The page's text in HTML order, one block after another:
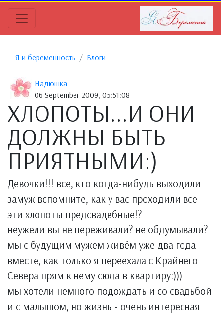
Я и беременность Блоги
Надюшка
06 September 2009, 05:51:08
ХЛОПОТЫ...И ОНИ
ДОЛЖНЫ БЫТЬ
ПРИЯТНЫМИ:)
Девочки!!! все, кто когда-нибудь выходили
замуж вспомните, как у вас проходили все
эти хлопоты предсвадебные!?
неужели вы не переживали? не обдумывали?
мы с будущим мужем живём уже два года
вместе, как только я переехала с Крайнего
Севера прям к нему сюда в квартиру:)))
мы хотели немного подождать и со свадьбой
и с малышом, но жизнь - очень интересная